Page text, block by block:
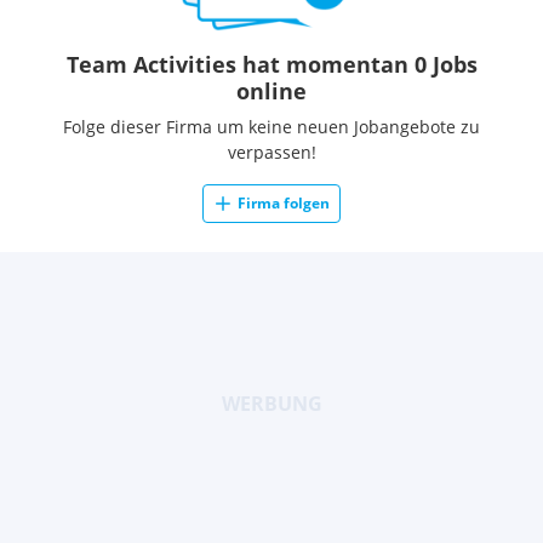
Team Activities hat momentan 0 Jobs
online
Folge dieser Firma um keine neuen Jobangebote zu
verpassen!
Firma folgen